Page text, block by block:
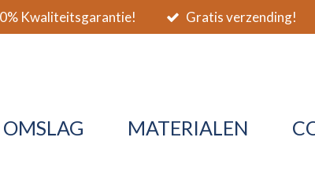
Kwaliteitsgarantie! Gratis verzending!
OMSLAG MATERIALEN